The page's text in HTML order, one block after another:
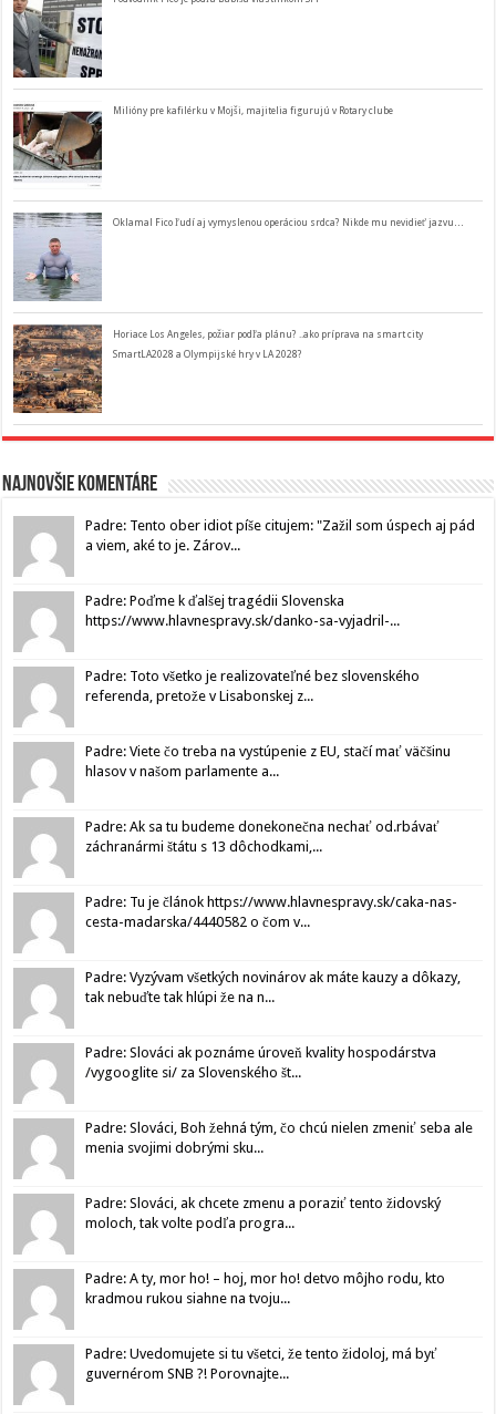
Milióny pre kafilérku v Mojši, majitelia figurujú v Rotary clube
Oklamal Fico ľudí aj vymyslenou operáciou srdca? Nikde mu nevidieť jazvu…
Horiace Los Angeles, požiar podľa plánu? ..ako príprava na smart city
SmartLA2028 a Olympijské hry v LA 2028?
Najnovšie komentáre
Padre: Tento ober idiot píše citujem: "Zažil som úspech aj pád
a viem, aké to je. Zárov...
Padre: Poďme k ďalšej tragédii Slovenska
https://www.hlavnespravy.sk/danko-sa-vyjadril-...
Padre: Toto všetko je realizovateľné bez slovenského
referenda, pretože v Lisabonskej z...
Padre: Viete čo treba na vystúpenie z EU, stačí mať väčšinu
hlasov v našom parlamente a...
Padre: Ak sa tu budeme donekonečna nechať od.rbávať
záchranármi štátu s 13 dôchodkami,...
Padre: Tu je článok https://www.hlavnespravy.sk/caka-nas-
cesta-madarska/4440582 o čom v...
Padre: Vyzývam všetkých novinárov ak máte kauzy a dôkazy,
tak nebuďte tak hlúpi že na n...
Padre: Slováci ak poznáme úroveň kvality hospodárstva
/vygooglite si/ za Slovenského št...
Padre: Slováci, Boh žehná tým, čo chcú nielen zmeniť seba ale
menia svojimi dobrými sku...
Padre: Slováci, ak chcete zmenu a poraziť tento židovský
moloch, tak volte podľa progra...
Padre: A ty, mor ho! – hoj, mor ho! detvo môjho rodu, kto
kradmou rukou siahne na tvoju...
Padre: Uvedomujete si tu všetci, že tento židoloj, má byť
guvernérom SNB ?! Porovnajte...